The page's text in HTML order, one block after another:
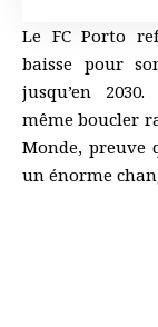
Le FC Porto
baisse pour
jusqu’en
même boucler
Monde, preuve
un énorme